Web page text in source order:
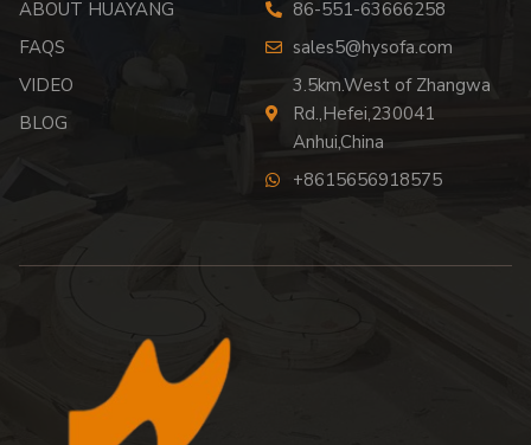
ABOUT HUAYANG
FAQS
VIDEO
BLOG
86-551-63666258
sales5@hysofa.com
3.5km.West of Zhangwa
Rd.,Hefei,230041
Anhui,China
+8615656918575